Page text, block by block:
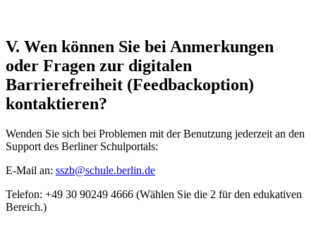
V. Wen können Sie bei Anmerkungen
oder Fragen zur digitalen
Barrierefreiheit (Feedbackoption)
kontaktieren?
Wenden Sie sich bei Problemen mit der Benutzung jederzeit an den
Support des Berliner Schulportals:
E-Mail an: sszb@schule.berlin.de
Telefon: +49 30 90249 4666 (Wählen Sie die 2 für den edukativen
Bereich.)